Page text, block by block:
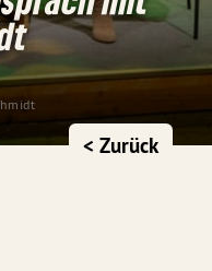
< Zurück